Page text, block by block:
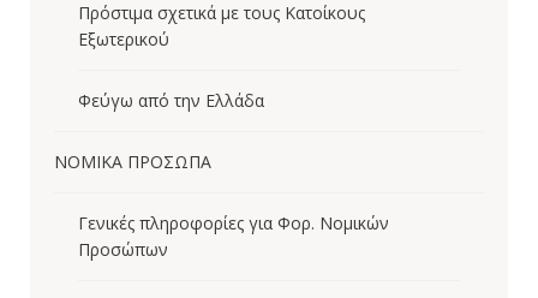
Πρόστιμα σχετικά με τους Κατοίκους
Εξωτερικού
Φεύγω από την Ελλάδα
ΝΟΜΙΚΑ ΠΡΟΣΩΠΑ
Γενικές πληροφορίες για Φορ. Νομικών
Προσώπων